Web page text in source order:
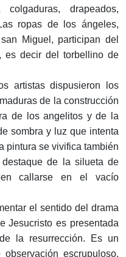
colgaduras, drapeados,
ropas de los ángeles,
Miguel, participan del
es decir del torbellino de
artistas dispusieron los
de la construcción
de los angelitos y de la
sombra y luz que intenta
pintura se vivifica también
de la silueta de
callarse en el vacío
el sentido del drama
Jesucristo es presentada
la resurrección. Es un
escrupuloso,